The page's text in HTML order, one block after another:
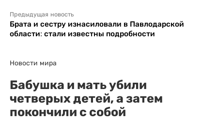
Предыдущая новость
Брата и сестру изнасиловали в Павлодарской
области: стали известны подробности
Новости мира
Бабушка и мать убили
четверых детей, а затем
покончили с собой